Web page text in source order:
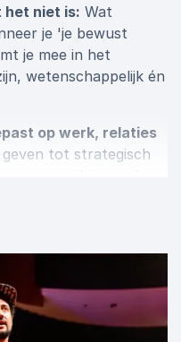
het niet is: Wat
je 'je bewust
je mee in het
wetenschappelijk én
op werk, relaties
tot strategisch
je verschillen in
de
en